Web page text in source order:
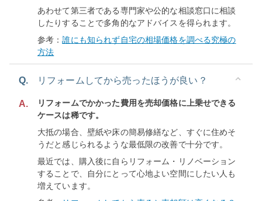
あわせて第三者である専門家や公的な相談窓口に相談
したりすることで多角的なアドバイスを得られます。
参考：誰にも知られず自宅の相場価格を調べる究極の
方法
Q. リフォームしてから売ったほうが良い？
A.
リフォームでかかった費用を売却価格に上乗せできる
ケースは稀です。
大抵の場合、壁紙や床の簡易修繕など、すぐに住めそ
うだと感じられるような最低限の改善で十分です。
最近では、購入後に自らリフォーム・リノベーション
することで、自分にとって心地よい空間にしたい人も
増えています。